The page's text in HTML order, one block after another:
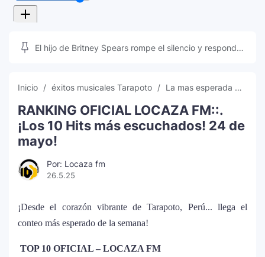
El hijo de Britney Spears rompe el silencio y responde
Inicio éxitos musicales Tarapoto La mas esperada
RANKING OFICIAL LOCAZA FM::.
¡Los 10 Hits más escuchados! 24 de
mayo!
Por: Locaza fm
26.5.25
¡Desde el corazón vibrante de Tarapoto, Perú... llega el
conteo más esperado de la semana!
TOP 10 OFICIAL – LOCAZA FM